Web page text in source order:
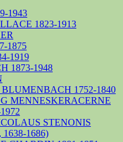
1943
1823-1913
1875
1919
1873-1948
1752-1840
MENNESKERACERNE
STENONIS
1686)